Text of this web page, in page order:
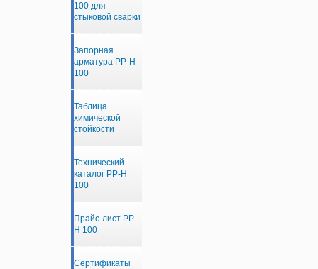
100 для
стыковой сварки
Запорная
арматура PP-H
100
Таблица
химической
стойкости
Технический
каталог PP-H
100
Прайс-лист PP-
H 100
Сертификаты